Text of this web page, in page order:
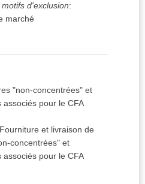
d'exclusion:
marché
"non-concentrées" et
associés pour le CFA
Fourniture et livraison de
concentrées" et
associés pour le CFA